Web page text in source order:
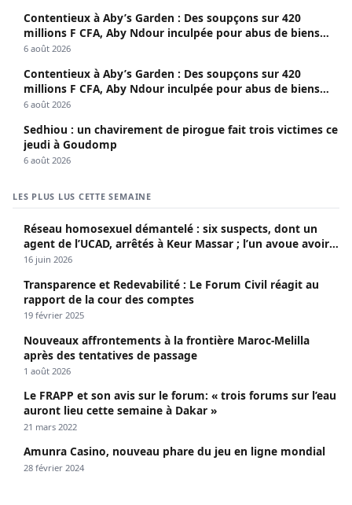
Contentieux à Aby’s Garden : Des soupçons sur 420
millions F CFA, Aby Ndour inculpée pour abus de biens
sociaux
6 août 2026
Contentieux à Aby’s Garden : Des soupçons sur 420
millions F CFA, Aby Ndour inculpée pour abus de biens
sociaux
6 août 2026
Sedhiou : un chavirement de pirogue fait trois victimes ce
jeudi à Goudomp
6 août 2026
LES PLUS LUS CETTE SEMAINE
Réseau homosexuel démantelé : six suspects, dont un
agent de l’UCAD, arrêtés à Keur Massar ; l’un avoue avoir
propagé le VIH depuis 2018
16 juin 2026
Transparence et Redevabilité : Le Forum Civil réagit au
rapport de la cour des comptes
19 février 2025
Nouveaux affrontements à la frontière Maroc-Melilla
après des tentatives de passage
1 août 2026
Le FRAPP et son avis sur le forum: « trois forums sur l’eau
auront lieu cette semaine à Dakar »
21 mars 2022
Amunra Casino, nouveau phare du jeu en ligne mondial
28 février 2024